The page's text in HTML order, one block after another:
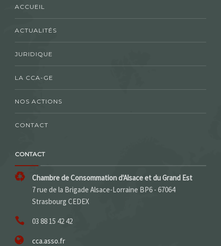
ACCUEIL
ACTUALITÉS
JURIDIQUE
LA CCA-GE
NOS ACTIONS
CONTACT
CONTACT
Chambre de Consommation d'Alsace et du Grand Est
7 rue de la Brigade Alsace-Lorraine BP6 - 67064
Strasbourg CEDEX
03 88 15 42 42
cca.asso.fr